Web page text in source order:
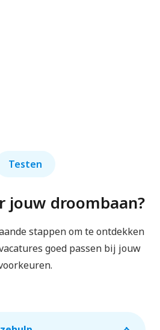
Testen
jouw droombaan?
stappen om te ontdekken
goed passen bij jouw